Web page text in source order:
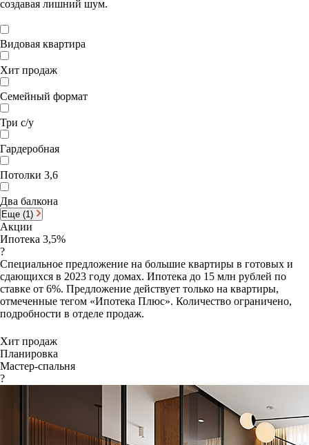
создавая лишний шум.
Видовая квартира
Хит продаж
Семейный формат
Три с/у
Гардеробная
Потолки 3,6
Два балкона
Еще (1)
Акции
Ипотека 3,5%
?
Специальное предложение на большие квартиры в готовых и
сдающихся в 2023 году домах. Ипотека до 15 млн рублей по
ставке от 6%. Предложение действует только на квартиры,
отмеченные тегом «Ипотека Плюс». Количество ограничено,
подробности в отделе продаж.
Хит продаж
Планировка
Мастер-спальня
?